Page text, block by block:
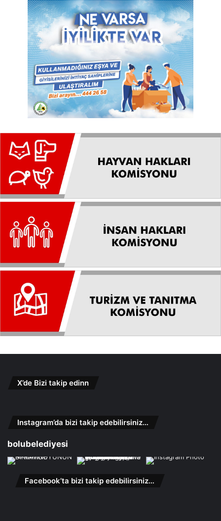
X’de Bizi takip edinn
Instagram’da bizi takip edebilirsiniz…
bolubelediyesi
Facebook’ta bizi takip edebilirsiniz…